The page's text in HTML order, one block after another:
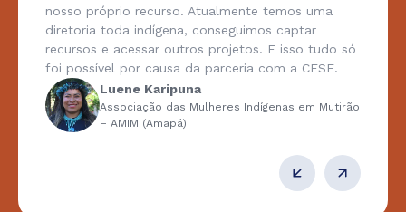
nosso próprio recurso. Atualmente temos uma
diretoria toda indígena, conseguimos captar
recursos e acessar outros projetos. E isso tudo só
foi possível por causa da parceria com a CESE.
Luene Karipuna
Associação das Mulheres Indígenas em Mutirão
– AMIM (Amapá)